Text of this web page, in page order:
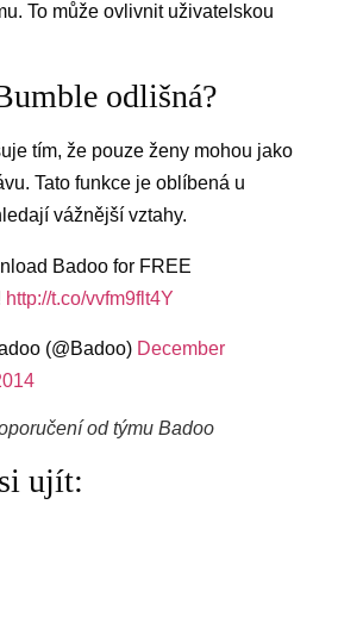
To může ovlivnit uživatelskou
odlišná?
tím, že pouze ženy mohou jako
Tato funkce je oblíbená u
vážnější vztahy.
Badoo for FREE
http://t.co/vvfm9flt4Y
(@Badoo) December
od týmu Badoo
ujít: